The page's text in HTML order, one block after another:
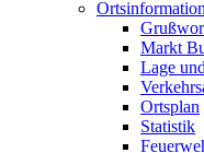
Markt
Lage
Ortsplan
Statistik